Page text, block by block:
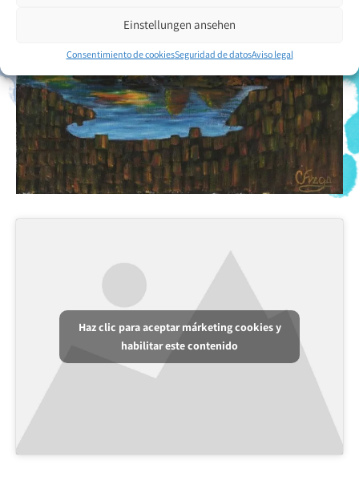
Einstellungen ansehen
Consentimiento de cookiesSeguridad de datosAviso legal
Haz clic para aceptar márketing cookies y
habilitar este contenido